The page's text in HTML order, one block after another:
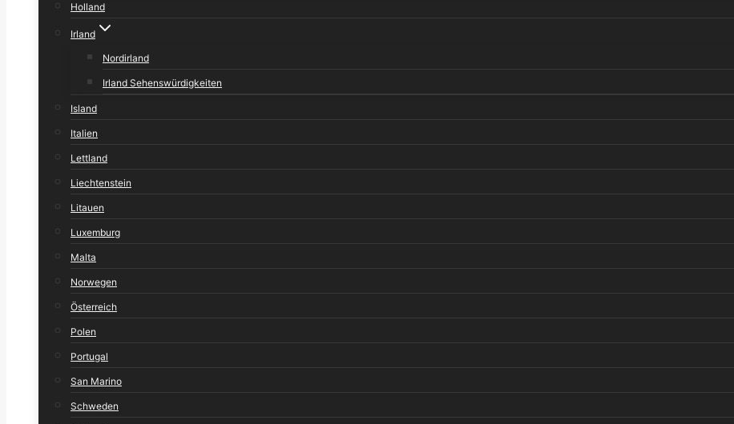
Holland
Irland
Nordirland
Irland Sehenswürdigkeiten
Island
Italien
Lettland
Liechtenstein
Litauen
Luxemburg
Malta
Norwegen
Österreich
Polen
Portugal
San Marino
Schweden